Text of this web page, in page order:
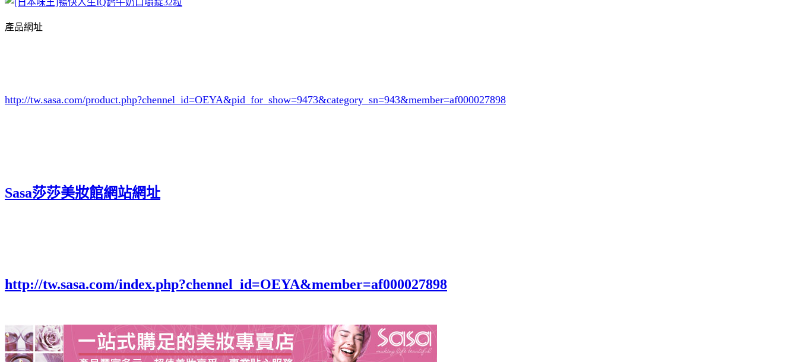
產品網址
http://tw.sasa.com/product.php?chennel_id=OEYA&pid_for_show=9473&category_sn=943&member=af000027898
Sasa莎莎美妝館網站網址
http://tw.sasa.com/index.php?chennel_id=OEYA&member=af000027898